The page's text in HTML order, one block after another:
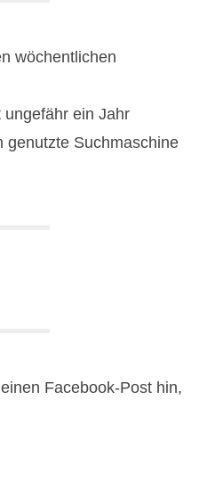
wöchentlichen
ein Jahr
genutzte Suchmaschine
Facebook-Post hin,